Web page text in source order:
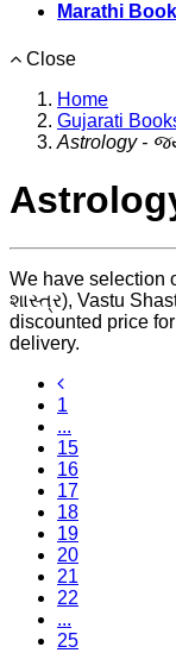
Marathi
Close
Home
Gujarati
Astrology -
We have selection
શાસ્ત્ર), Vastu
discounted price
delivery.
1
...
15
16
17
18
19
20
21
22
...
25